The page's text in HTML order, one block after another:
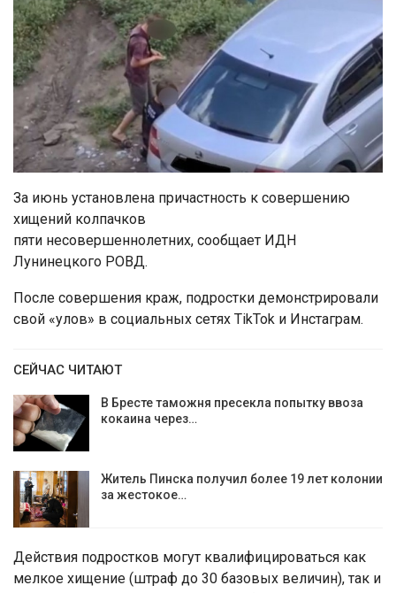
За июнь установлена причастность к совершению
хищений колпачков
пяти несовершеннолетних, сообщает ИДН
Лунинецкого РОВД.
После совершения краж, подростки демонстрировали
свой «улов» в социальных сетях TikTok и Инстаграм.
СЕЙЧАС ЧИТАЮТ
В Бресте таможня пресекла попытку ввоза
кокаина через…
Житель Пинска получил более 19 лет колонии
за жестокое…
Действия подростков могут квалифицироваться как
мелкое хищение (штраф до 30 базовых величин), так и